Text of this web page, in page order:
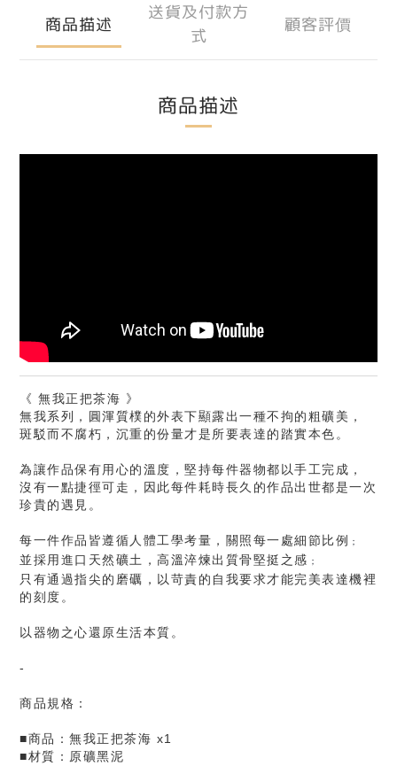
商品描述
送貨及付款方
式
顧客評價
商品描述
《 無我正把茶海 》
無我系列，圓渾質樸的外表下顯露出一種不拘的粗礦美，
斑駁而不腐朽，沉重的份量才是所要表達的踏實本色。
為讓作品保有用心的溫度，堅持每件器物都以手工完成，
沒有一點捷徑可走，因此每件耗時長久的作品出世都是一次
珍貴的遇見。
每一件作品皆遵循人體工學考量，關照每一處細節比例 ；
並採用進口天然礦土，高溫淬煉出質骨堅挺之感 ；
只有通過指尖的磨礪，以苛責的自我要求才能完美表達機裡
的刻度。
以器物之心還原生活本質。
-
商品規格：
■商品：無我正把茶海 x1
■材質：原礦黑泥